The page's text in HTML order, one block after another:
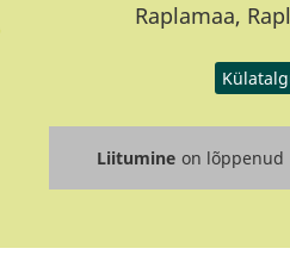
Raplamaa,
Liitumine on lõppenud